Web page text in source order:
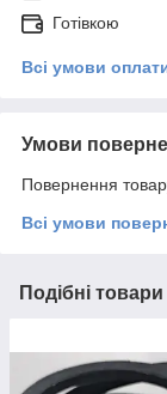
Готівкою
Всі умови
Умови
Повернення
Всі умови
Подібні товари